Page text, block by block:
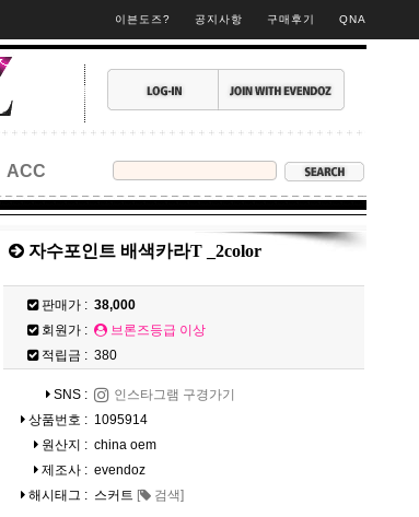
이븐도즈? 공지사항 구매후기 QNA
ACC
자수포인트 배색카라T _2color
판매가 : 38,000
회원가 :
브론즈등급 이상
적립금 : 380
SNS :
인스타그램 구경가기
상품번호 : 1095914
원산지 : china oem
제조사 : evendoz
해시태그 : 스커트 [ 검색]